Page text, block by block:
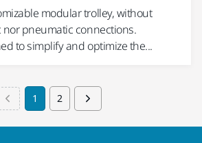
modular trolley, without
nor pneumatic connections.
to simplify and optimize the...
1 2